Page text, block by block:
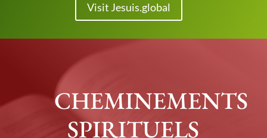
Visit Jesuis.global
CHEMINEMENTS
SPIRITUELS